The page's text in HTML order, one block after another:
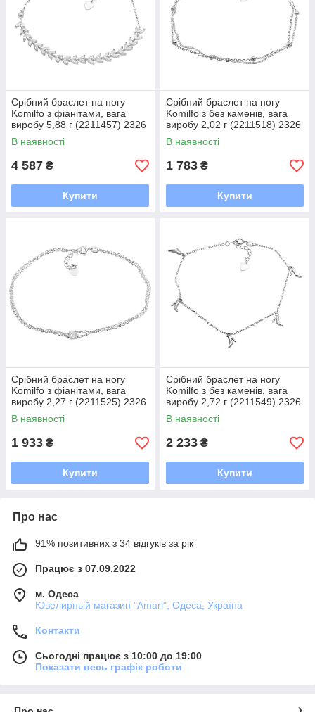
Срібний браслет на ногу
Komilfo з фіанітами, вага
виробу 5,88 г (2211457) 2326
розмір
В наявності
4 587 ₴
Купити
Срібний браслет на ногу
Komilfo з без каменів, вага
виробу 2,02 г (2211518) 2326
розмір
В наявності
1 783 ₴
Купити
Срібний браслет на ногу
Komilfo з фіанітами, вага
виробу 2,27 г (2211525) 2326
розмір
В наявності
1 933 ₴
Купити
Срібний браслет на ногу
Komilfo з без каменів, вага
виробу 2,72 г (2211549) 2326
розмір
В наявності
2 233 ₴
Купити
Про нас
91% позитивних з 34 відгуків за рік
Працює з 07.09.2022
м. Одеса
Ювелирный магазин "Amari", Одеса, Україна
Контакти
Сьогодні працює з 10:00 до 19:00
Показати весь графік роботи